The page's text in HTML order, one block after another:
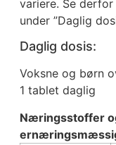
variere. Se
under ”Daglig
Daglig dosis:
Voksne og børn
1 tablet daglig
Næringsstoffer